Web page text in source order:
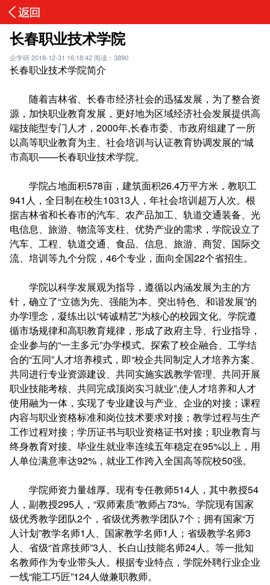
长春职业技术学院
企学研2018-12-31 16:18:42 阅读：3890
长春职业技术学院简介
随着吉林省、长春市经济社会的迅猛发展，为了整合资
源，加快职业教育发展，更好地为区域经济社会发展提供高
端技能型专门人才，2000年,长春市委、市政府组建了一所
以高等职业教育为主、社会培训与认证教育协调发展的“城
市高职——长春职业技术学院。
学院占地面积578亩，建筑面积26.4万平方米，教职工
941人，全日制在校生10313人，年社会培训超万人次。根
据吉林省和长春市的汽车、农产品加工、轨道交通装备、光
电信息、旅游、物流等支柱、优势产业的需求，学院设立了
汽车、工程、轨道交通、食品、信息、旅游、商贸、国际交
流、培训等九个分院，46个专业，面向全国22个省招生。
学院以科学发展观为指导，遵循以内涵发展为主的方
针，确立了“立德为先、强能为本、突出特色、和谐发展”的
办学理念，凝练出以“铸诚精艺”为核心的校园文化。学院遵
循市场规律和高职教育规律，形成了政府主导、行业指导，
企业参与的“一主多元”办学模式。探索了校企融合、工学结
合的“五同”人才培养模式，即“校企共同制定人才培养方案、
共同进行专业资源建设、共同实施实践教学管理、共同开展
职业技能考核、共同完成顶岗实习就业”,使人才培养和人才
使用融为一体，实现了专业建设与产业、企业的对接；课程
内容与职业资格标准和岗位技术要求对接；教学过程与生产
工作过程对接；学历证书与职业资格证书对接；职业教育与
终身教育对接。毕业生就业率连续五年稳定在95%以上，用
人单位满意率达92%，就业工作跨入全国高等院校50强。
学院师资力量雄厚。现有专任教师514人，其中教授54
人，副教授295人，“双师素质”教师占73%。学院现有国家
级优秀教学团队2个，省级优秀教学团队7个；拥有国家“万
人计划”教学名师1人、国家教学名师1人；省级教学名师3
人、省级“首席技师”3人、长白山技能名师24人。等一批知
名教师作为专业带头人。根据专业特点，学院外聘行业企业
一线“能工巧匠”124人做兼职教师。